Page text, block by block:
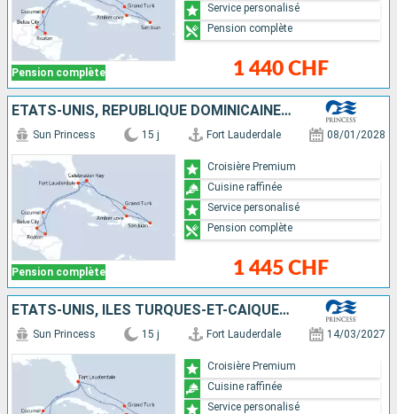
Pension complète 1 440 CHF
Service personalisé
Pension complète
ÉTATS-UNIS, RÉPUBLIQUE DOMINICAINE, PORTO RICO, ÎLES TURQUES-ET-CAÏQUES, BELIZE, HONDURAS, MEXIQUE, BAHAMAS
Pension complète
Sun Princess 15 j Fort Lauderdale 08/01/2028
1 445 CHF
Croisière Premium
Cuisine raffinée
Service personalisé
Pension complète
ÉTATS-UNIS, ÎLES TURQUES-ET-CAÏQUES, PORTO RICO, RÉPUBLIQUE DOMINICAINE, MEXIQUE, BELIZE, HONDURAS
Sun Princess 15 j Fort Lauderdale 14/03/2027
Croisière Premium
Cuisine raffinée
Service personalisé